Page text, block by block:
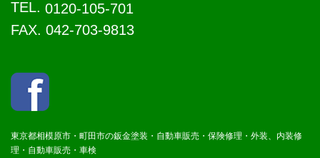
TEL. 0120-105-701
FAX. 042-703-9813
東京都相模原市・町田市の鈑金塗装・自動車販売・保険修理・外装、内装修
理・自動車販売・車検